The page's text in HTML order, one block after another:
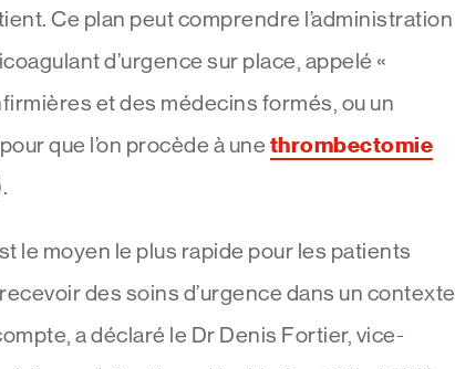
Ce plan peut comprendre l’administration
d’urgence sur place, appelé «
et des médecins formés, ou un
que l’on procède à une thrombectomie
le moyen le plus rapide pour les patients
des soins d’urgence dans un contexte
a déclaré le Dr Denis Fortier, vice-